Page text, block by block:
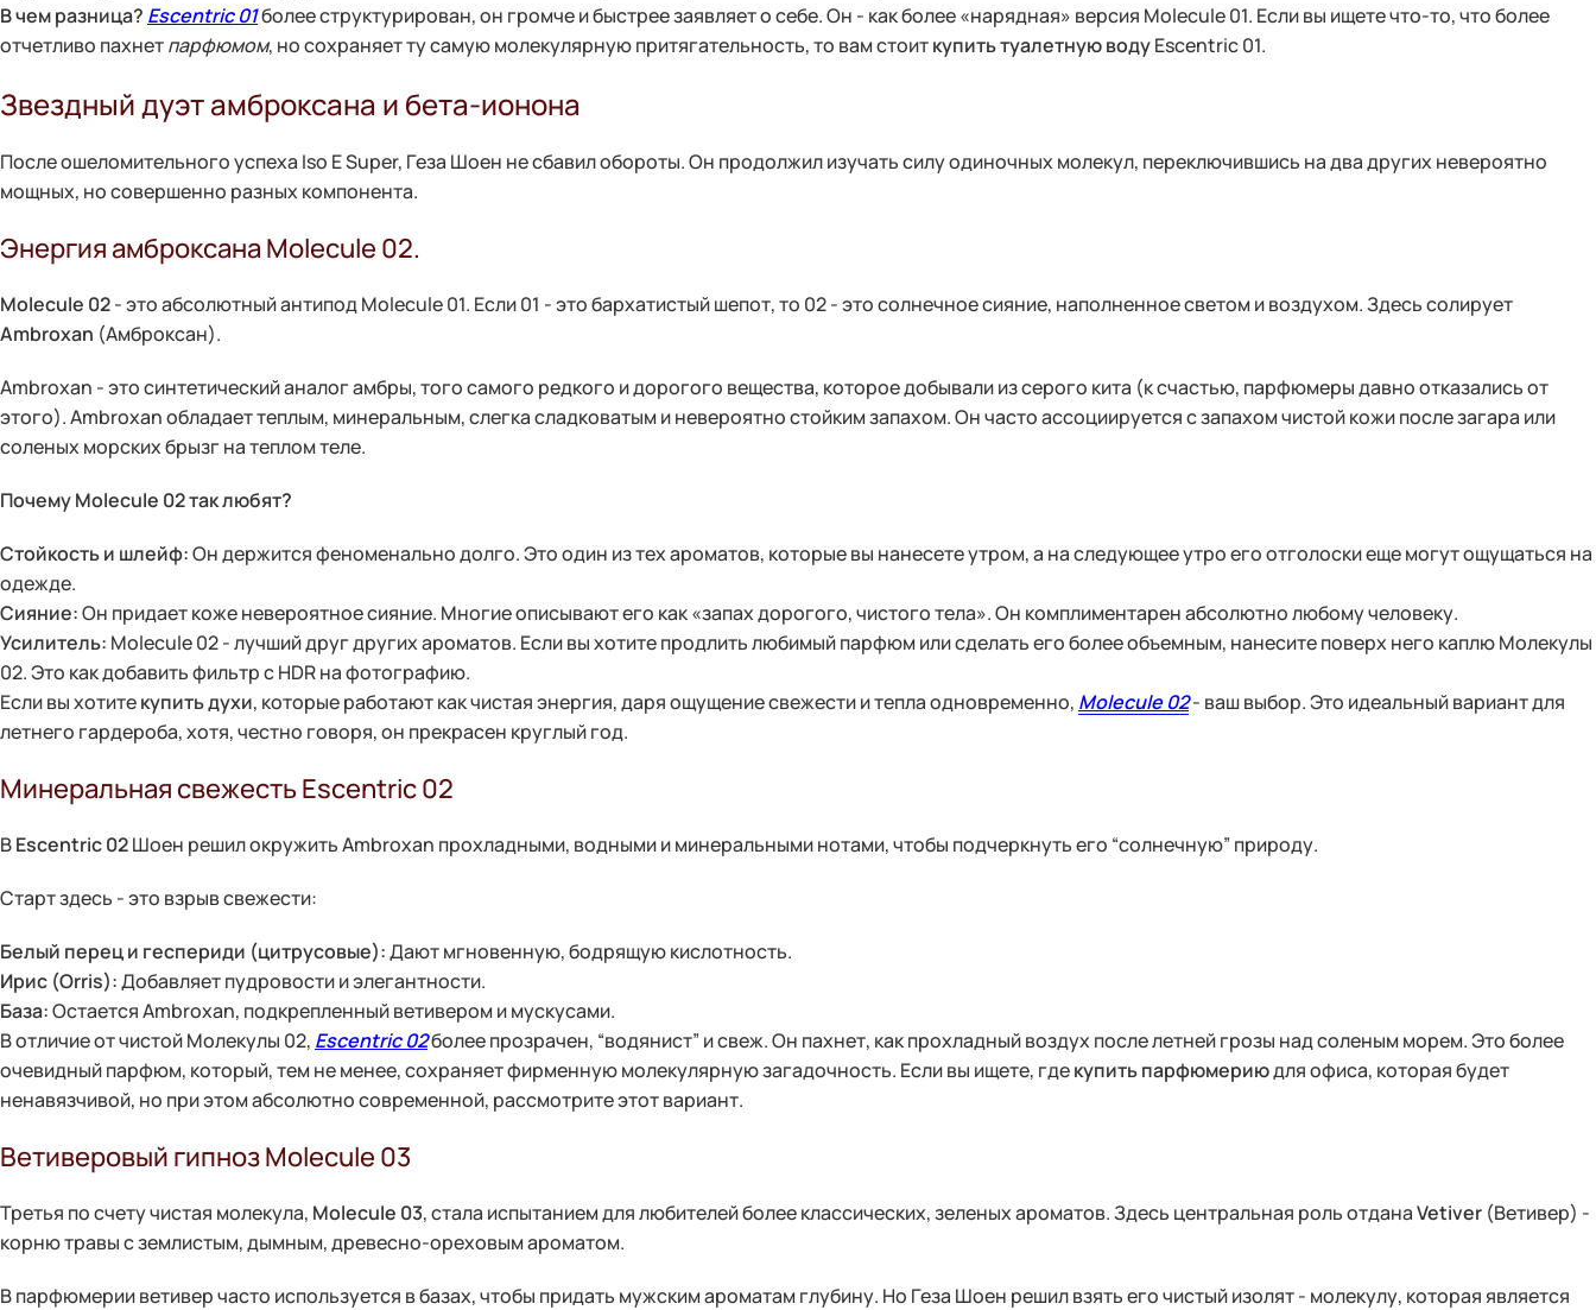
В чем разница? Escentric 01более структурирован, он громче и быстрее заявляет о себе. Он - как более «нарядная» версия Molecule 01. Если вы ищете что-то, что более
отчетливо пахнетпарфюмом, но сохраняет ту самую молекулярную притягательность, то вам стоиткупить туалетную водуEscentric 01.
Звездный дуэт амброксана и бета-ионона
После ошеломительного успеха Iso E Super, Геза Шоен не сбавил обороты. Он продолжил изучать силу одиночных молекул, переключившись на два других невероятно
мощных, но совершенно разных компонента.
Энергия амброксана Molecule 02.
Molecule 02- это абсолютный антипод Molecule 01. Если 01 - это бархатистый шепот, то 02 - это солнечное сияние, наполненное светом и воздухом. Здесь солирует
Ambroxan (Амброксан).
Ambroxan - это синтетический аналог амбры, того самого редкого и дорогого вещества, которое добывали из серого кита (к счастью, парфюмеры давно отказались от
этого). Ambroxan обладает теплым, минеральным, слегка сладковатым и невероятно стойким запахом. Он часто ассоциируется с запахом чистой кожи после загара или
соленых морских брызг на теплом теле.
Почему Molecule 02 так любят?
Стойкость и шлейф:Он держится феноменально долго. Это один из тех ароматов, которые вы нанесете утром, а на следующее утро его отголоски еще могут ощущаться на
одежде.
Сияние:Он придает коже невероятное сияние. Многие описывают его как «запах дорогого, чистого тела». Он комплиментарен абсолютно любому человеку.
Усилитель: Molecule 02 - лучший друг других ароматов. Если вы хотите продлить любимый парфюм или сделать его более объемным, нанесите поверх него каплю Молекулы
02. Это как добавить фильтр с HDR на фотографию.
Если вы хотитекупить духи, которые работают как чистая энергия, даря ощущение свежести и тепла одновременно, Molecule 02- ваш выбор. Это идеальный вариант для
летнего гардероба, хотя, честно говоря, он прекрасен круглый год.
Минеральная свежесть Escentric 02
ВEscentric 02Шоен решил окружить Ambroxan прохладными, водными и минеральными нотами, чтобы подчеркнуть его “солнечную” природу.
Старт здесь - это взрыв свежести:
Белый перец и геспериди (цитрусовые):Дают мгновенную, бодрящую кислотность.
Ирис (Orris):Добавляет пудровости и элегантности.
База:Остается Ambroxan, подкрепленный ветивером и мускусами.
В отличие от чистой Молекулы 02, Escentric 02более прозрачен, “водянист” и свеж. Он пахнет, как прохладный воздух после летней грозы над соленым морем. Это более
очевидный парфюм, который, тем не менее, сохраняет фирменную молекулярную загадочность. Если вы ищете, гдекупить парфюмериюдля офиса, которая будет
ненавязчивой, но при этом абсолютно современной, рассмотрите этот вариант.
Ветиверовый гипноз Molecule 03
Третья по счету чистая молекула, Molecule 03, стала испытанием для любителей более классических, зеленых ароматов. Здесь центральная роль отданаVetiver (Ветивер) -
корню травы с землистым, дымным, древесно-ореховым ароматом.
В парфюмерии ветивер часто используется в базах, чтобы придать мужским ароматам глубину. Но Геза Шоен решил взять его чистый изолят - молекулу, которая является